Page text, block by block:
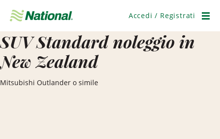
navigazione
Accedi / Registrati
SUV Standard noleggio in
New Zealand
Mitsubishi Outlander o simile